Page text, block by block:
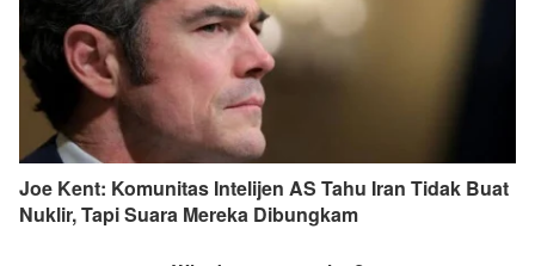
Joe Kent: Komunitas Intelijen AS Tahu Iran Tidak Buat
Nuklir, Tapi Suara Mereka Dibungkam